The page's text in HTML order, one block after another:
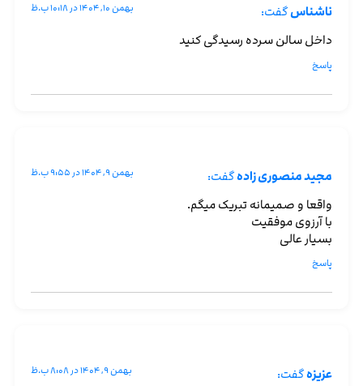
ناشناسگفت: بهمن ۱۰, ۱۴۰۴ در ۱۰:۱۸ ب.ظ
داخل سالن سرده رسیدگی کنید
پاسخ
مجید منصوری زادهگفت: بهمن ۹, ۱۴۰۴ در ۹:۵۵ ب.ظ
واقعا و صمیمانه تبریک میگم.
با آرزوی موفقیت
بسیار عالی
پاسخ
عزیزهگفت: بهمن ۹, ۱۴۰۴ در ۸:۰۸ ب.ظ